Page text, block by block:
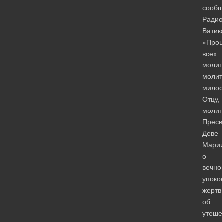
Радио
всех
Отцу,
Деве
о
об